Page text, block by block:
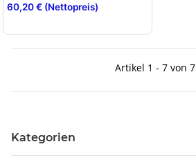
60,20 € (Nettopreis)
Artikel 1 - 7 von 7
Kategorien